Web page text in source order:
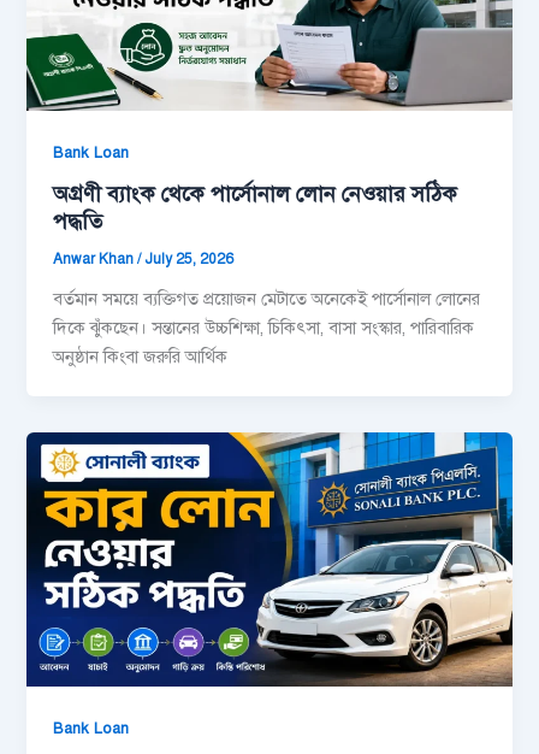
Bank Loan
অগ্রণী ব্যাংক থেকে পার্সোনাল লোন নেওয়ার সঠিক
পদ্ধতি
Anwar Khan/ July 25, 2026
বর্তমান সময়ে ব্যক্তিগত প্রয়োজন মেটাতে অনেকেই পার্সোনাল লোনের
দিকে ঝুঁকছেন। সন্তানের উচ্চশিক্ষা, চিকিৎসা, বাসা সংস্কার, পারিবারিক
অনুষ্ঠান কিংবা জরুরি আর্থিক
Bank Loan